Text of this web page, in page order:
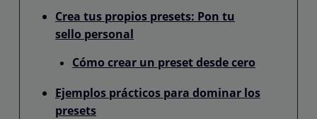
Crea tus propios presets: Pon tu
sello personal
Cómo crear un preset desde cero
Ejemplos prácticos para dominar los
presets